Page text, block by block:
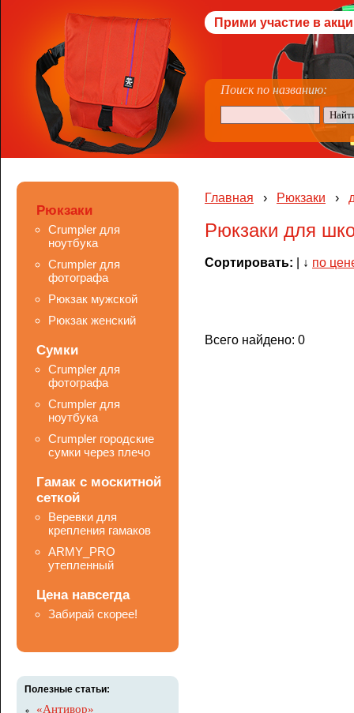
Прими участие в
Поиск по названию:
Рюкзаки
Crumpler для
ноутбука
Crumpler для
фотографа
Рюкзак мужской
Рюкзак женский
Сумки
Crumpler для
фотографа
Crumpler для
ноутбука
Crumpler городские
сумки через плечо
Гамак с москитной
сеткой
Веревки для
крепления гамаков
ARMY_PRO
утепленный
Цена навсегда
Забирай скорее!
Полезные статьи:
«Антивор»
Главная › Рюкзаки ›
Рюкзаки для
Сортировать: ↓ по
Всего найдено: 0